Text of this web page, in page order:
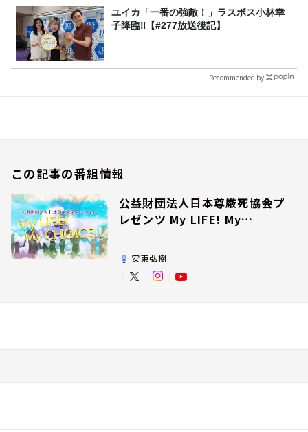
ユイカ「一番の強敵！」ラスボス小林幸
子降臨‼【#277放送後記】
Recommended by
この記事の番組情報
公益財団法人日本尊厳死協会プ
レゼンツ My LIFE! My
安東弘樹